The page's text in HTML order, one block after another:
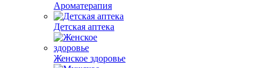
Ароматерапия
Детская аптека
Женское здоровье